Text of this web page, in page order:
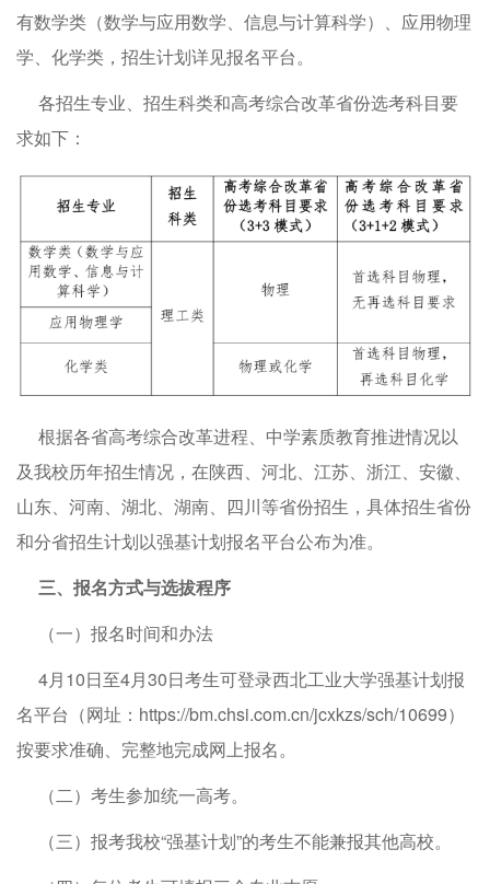
有数学类（数学与应用数学、信息与计算科学）、应用物理
学、化学类，招生计划详见报名平台。
各招生专业、招生科类和高考综合改革省份选考科目要
求如下：
根据各省高考综合改革进程、中学素质教育推进情况以
及我校历年招生情况，在陕西、河北、江苏、浙江、安徽、
山东、河南、湖北、湖南、四川等省份招生，具体招生省份
和分省招生计划以强基计划报名平台公布为准。
三、报名方式与选拔程序
（一）报名时间和办法
4月10日至4月30日考生可登录西北工业大学强基计划报
名平台（网址： https://bm.chsi.com.cn/jcxkzs/sch/10699）
按要求准确、完整地完成网上报名。
（二）考生参加统一高考。
（三）报考我校“强基计划”的考生不能兼报其他高校。